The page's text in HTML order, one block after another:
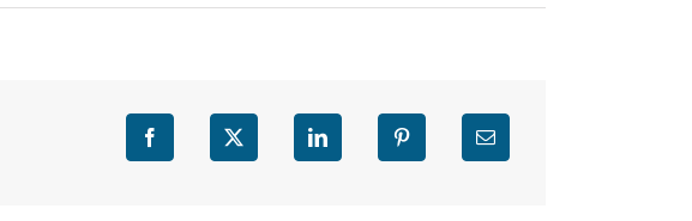
Facebook X LinkedIn Pinterest Email